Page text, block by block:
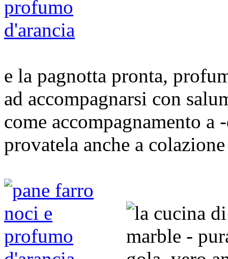
e la pagnotta pronta,
ad accompagnarsi con
come accompagnamento
provatela anche a